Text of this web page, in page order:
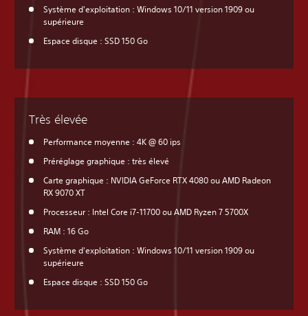
Système d'exploitation : Windows 10/11 version 1909 ou
supérieure
Espace disque : SSD 150 Go
Très élevée
Performance moyenne : 4K @ 60 ips
Préréglage graphique : très élevé
Carte graphique : NVIDIA GeForce RTX 4080 ou AMD Radeon
RX 9070 XT
Processeur : Intel Core i7-11700 ou AMD Ryzen 7 5700X
RAM : 16 Go
Système d'exploitation : Windows 10/11 version 1909 ou
supérieure
Espace disque : SSD 150 Go